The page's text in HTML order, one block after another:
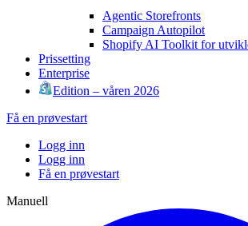
Agentic Storefronts
Campaign Autopilot
Shopify AI Toolkit for
Prissetting
Enterprise
Edition – våren 2026
Få en prøvestart
Logg inn
Logg inn
Få en prøvestart
Manuell